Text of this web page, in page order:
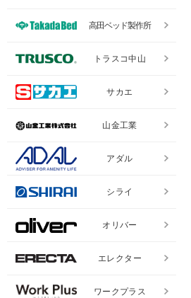
高田ベッド製作所
トラスコ中山
サカエ
山金工業
アダル
シライ
オリバー
エレクター
ワークプラス